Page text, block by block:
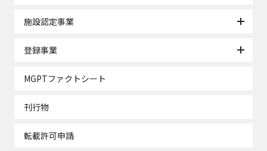
施設認定事業
登録事業
MGPTファクトシート
刊行物
転載許可申請